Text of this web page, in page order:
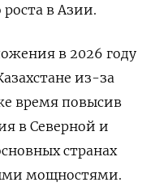
в Азии.
в 2026 году
из-​за
время повысив
в Северной и
странах
мощностями.